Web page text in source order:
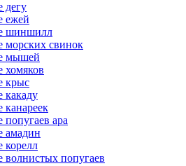
дегу
ежей
шиншилл
морских свинок
мышей
хомяков
крыс
какаду
канареек
попугаев ара
амадин
корелл
волнистых попугаев